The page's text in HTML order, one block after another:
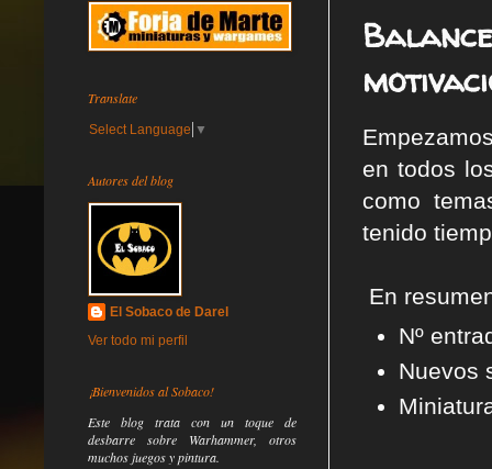
en todos
como
tenido
En
Nº
Nuevos
Translate
Select Language ▼
Autores del blog
El Sobaco de Darel
Ver todo mi perfil
¡Bienvenidos al Sobaco!
Este blog trata con un toque de
desbarre sobre Warhammer, otros
muchos juegos y pintura.